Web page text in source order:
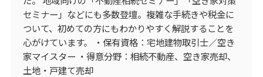
セミナー」などにも多数登壇。複雑な手続きや税金に
ついて、初めての方にもわかりやすく解説することを
心がけています。 ・保有資格：宅地建物取引士／空き
家マイスター ・得意分野：相続不動産、空き家売却、
土地・戸建て売却